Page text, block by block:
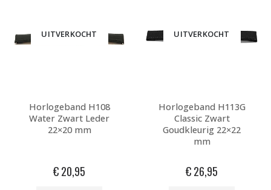
UITVERKOCHT
Horlogeband H108
Water Zwart Leder
22×20 mm
€20,95
UITVERKOCHT
Horlogeband H113G
Classic Zwart
Goudkleurig 22×22
mm
€26,95